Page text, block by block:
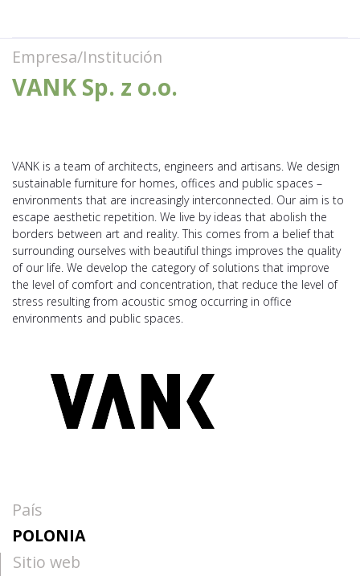
Empresa/Institución
VANK Sp. z o.o.
VANK is a team of architects, engineers and artisans. We design
sustainable furniture for homes, offices and public spaces –
environments that are increasingly interconnected. Our aim is to
escape aesthetic repetition. We live by ideas that abolish the
borders between art and reality. This comes from a belief that
surrounding ourselves with beautiful things improves the quality
of our life. We develop the category of solutions that improve
the level of comfort and concentration, that reduce the level of
stress resulting from acoustic smog occurring in office
environments and public spaces.
País
POLONIA
Sitio web